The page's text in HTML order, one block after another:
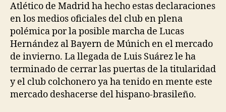
Atlético de Madrid ha hecho estas declaraciones
en los medios oficiales del club en plena
polémica por la posible marcha de Lucas
Hernández al Bayern de Múnich en el mercado
de invierno. La llegada de Luis Suárez le ha
terminado de cerrar las puertas de la titularidad
y el club colchonero ya ha tenido en mente este
mercado deshacerse del hispano-brasileño.